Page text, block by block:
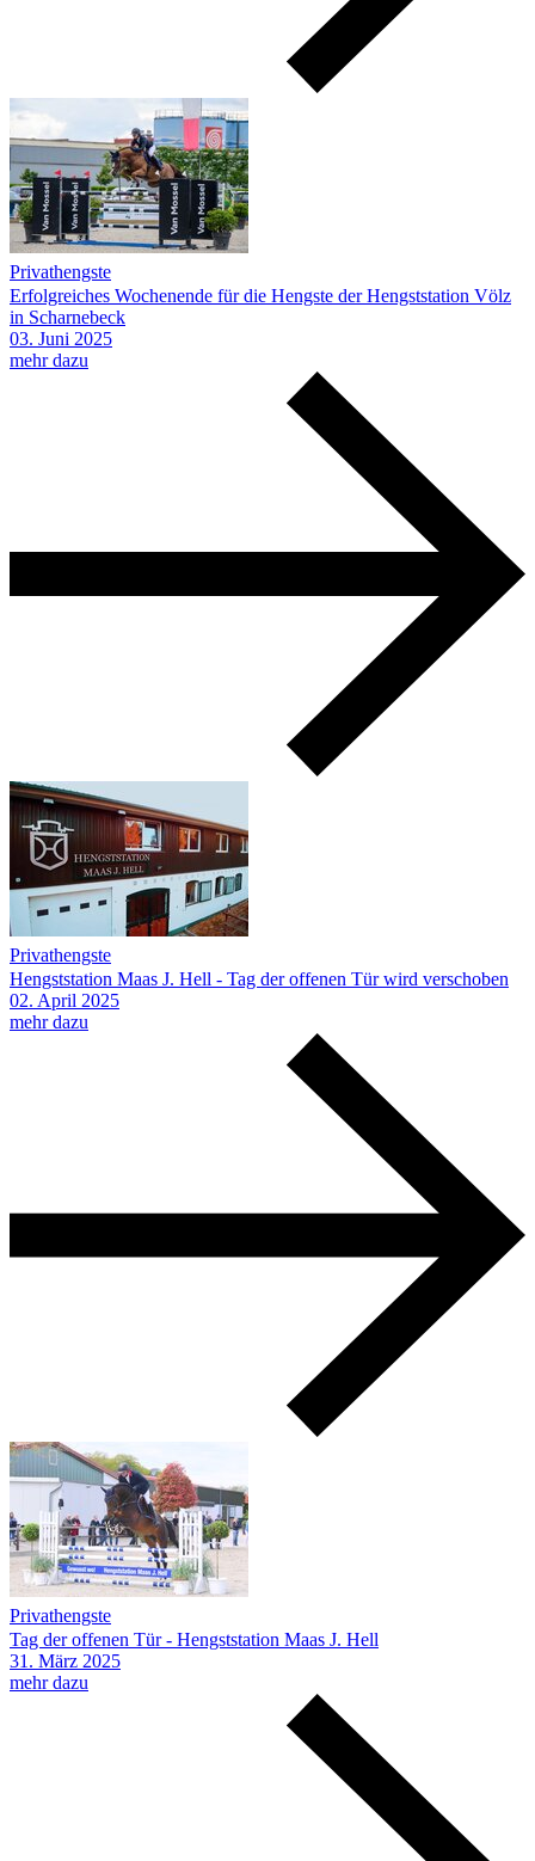
Privathengste
Erfolgreiches Wochenende für die Hengste der Hengststation Völz
in Scharnebeck
03. Juni 2025
mehr dazu
Privathengste
Hengststation Maas J. Hell - Tag der offenen Tür wird verschoben
02. April 2025
mehr dazu
Privathengste
Tag der offenen Tür - Hengststation Maas J. Hell
31. März 2025
mehr dazu